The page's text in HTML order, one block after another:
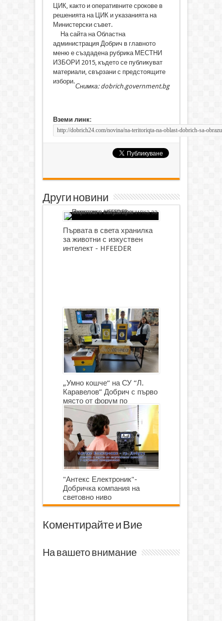
ЦИК, както и оперативните срокове в
решенията на ЦИК и указанията на
Министерски съвет.
На сайта на Областна
администрация Добрич в главното
меню е създадена рубрика МЕСТНИ
ИЗБОРИ 2015, където се публикуват
материали, свързани с предстоящите
избори.
Снимка: dobrich.government.bg
Вземи линк:
Други новини
Първата в света хранилка
за животни с изкуствен
интелект - HFEEDER
„Умно кошче“ на СУ “Л.
Каравелов” Добрич с първо
място от форум по
роботика
"Антекс Електроник"-
Добричка компания на
световно ниво
Коментирайте и Вие
На вашето внимание